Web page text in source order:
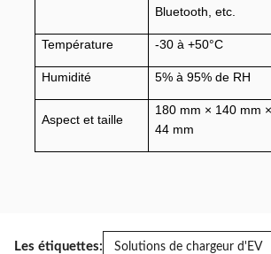
Bluetooth, etc.
Température -30 à +50°C
Humidité 5% à 95% de RH
Aspect et taille
180 mm × 140 mm ×
44 mm
Les étiquettes: Solutions de chargeur d'EV